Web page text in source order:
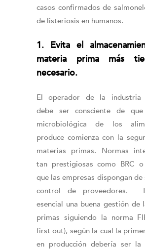
casos confirmados de
de listeriosis en humanos.
1. Evita el
materia prima más
necesario.
El operador de la industria
debe ser consciente de
microbiológica de los
produce comienza con la
materias primas. Normas
tan prestigiosas como BRC
que las empresas dispongan
control de proveedores.
esencial una buena gestión de
primas siguiendo la norma
first out), según la cual la
en producción debería ser la